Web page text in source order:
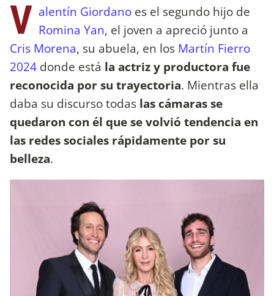
V alentín Giordano es el segundo hijo de
Romina Yan, el joven a apreció junto a
Cris Morena, su abuela, en los Martín Fierro
2024 donde está la actriz y productora fue
reconocida por su trayectoria. Mientras ella
daba su discurso todas las cámaras se
quedaron con él que se volvió tendencia en
las redes sociales rápidamente por su
belleza.